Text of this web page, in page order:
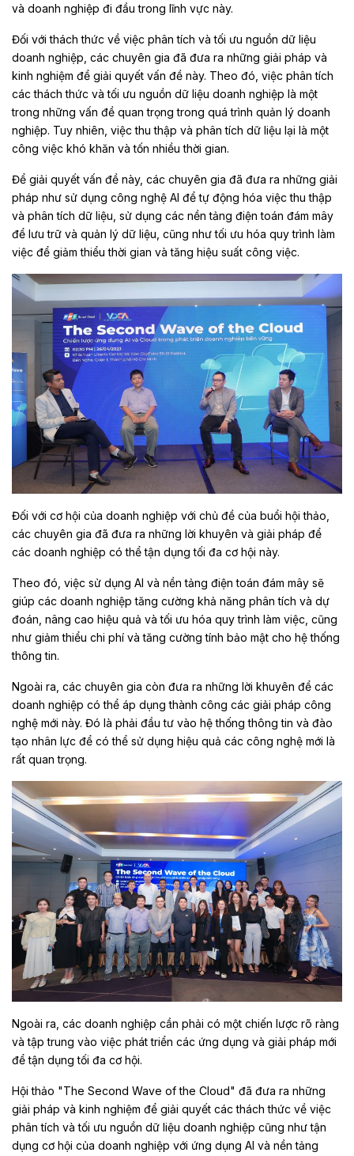
và doanh nghiệp đi đầu trong lĩnh vực này.
Đối với thách thức về việc phân tích và tối ưu nguồn dữ liệu
doanh nghiệp, các chuyên gia đã đưa ra những giải pháp và
kinh nghiệm để giải quyết vấn đề này. Theo đó, việc phân tích
các thách thức và tối ưu nguồn dữ liệu doanh nghiệp là một
trong những vấn đề quan trọng trong quá trình quản lý doanh
nghiệp. Tuy nhiên, việc thu thập và phân tích dữ liệu lại là một
công việc khó khăn và tốn nhiều thời gian.
Để giải quyết vấn đề này, các chuyên gia đã đưa ra những giải
pháp như sử dụng công nghệ AI để tự động hóa việc thu thập
và phân tích dữ liệu, sử dụng các nền tảng điện toán đám mây
để lưu trữ và quản lý dữ liệu, cũng như tối ưu hóa quy trình làm
việc để giảm thiểu thời gian và tăng hiệu suất công việc.
Đối với cơ hội của doanh nghiệp với chủ đề của buổi hội thảo,
các chuyên gia đã đưa ra những lời khuyên và giải pháp để
các doanh nghiệp có thể tận dụng tối đa cơ hội này.
Theo đó, việc sử dụng AI và nền tảng điện toán đám mây sẽ
giúp các doanh nghiệp tăng cường khả năng phân tích và dự
đoán, nâng cao hiệu quả và tối ưu hóa quy trình làm việc, cũng
như giảm thiểu chi phí và tăng cường tính bảo mật cho hệ thống
thông tin.
Ngoài ra, các chuyên gia còn đưa ra những lời khuyên để các
doanh nghiệp có thể áp dụng thành công các giải pháp công
nghệ mới này. Đó là phải đầu tư vào hệ thống thông tin và đào
tạo nhân lực để có thể sử dụng hiệu quả các công nghệ mới là
rất quan trọng.
Ngoài ra, các doanh nghiệp cần phải có một chiến lược rõ ràng
và tập trung vào việc phát triển các ứng dụng và giải pháp mới
để tận dụng tối đa cơ hội.
Hội thảo "The Second Wave of the Cloud" đã đưa ra những
giải pháp và kinh nghiệm để giải quyết các thách thức về việc
phân tích và tối ưu nguồn dữ liệu doanh nghiệp cũng như tận
dụng cơ hội của doanh nghiệp với ứng dụng AI và nền tảng